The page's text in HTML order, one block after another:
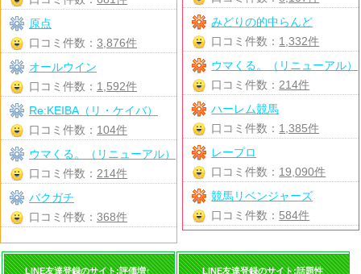
みどりの的中らんど
口コミ件数： 1,332件
ウマくる。（リニューアル）
口コミ件数： 214件
ハーレム競馬
口コミ件数： 1,385件
レープロ
口コミ件数： 19,090件
競馬リベンジャーズ
口コミ件数： 584件
原点
口コミ件数： 3,876件
オールウイン
口コミ件数： 1,592件
Re:KEIBA（リ・ケイバ）
口コミ件数： 104件
ウマくる。（リニューアル）
口コミ件数： 214件
バクガチ
口コミ件数： 368件
LINE友達登録のサイト:評価増↑ LINE友達登録のサイト:話題性